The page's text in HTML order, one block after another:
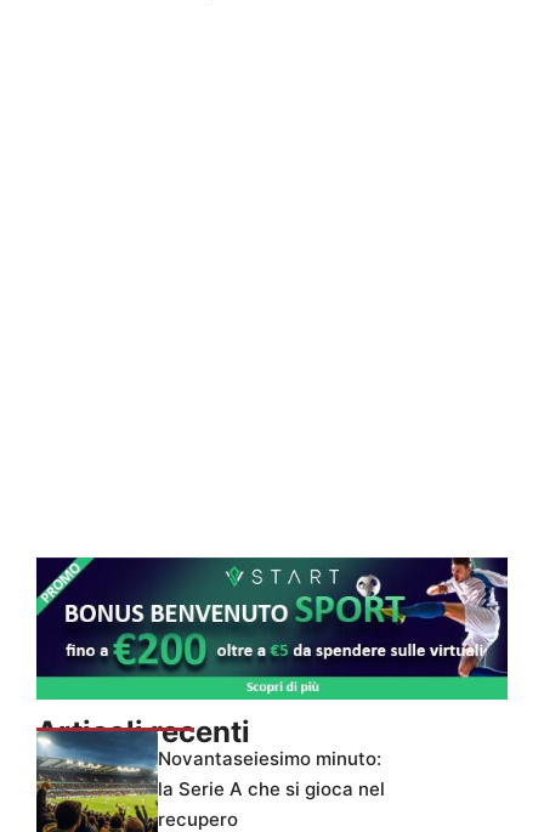
Articoli recenti
Novantaseiesimo minuto:
la Serie A che si gioca nel
recupero